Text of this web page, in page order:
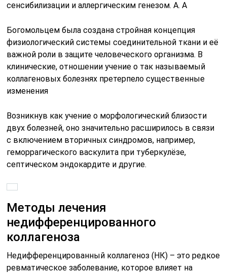
сенсибилизации и аллергическим генезом. А. А
Богомольцем была создана стройная концепция
физиологический системы соединительной ткани и её
важной роли в защите человеческого организма. В
клинические, отношении учение о так называемый
коллагеновых болезнях претерпело существенные
изменения
Возникнув как учение о морфологический близости
двух болезней, оно значительно расширилось в связи
с включением вторичных синдромов, например,
геморрагического васкулита при туберкулёзе,
септическом эндокардите и другие.
Методы лечения
недифференцированного
коллагеноза
Недифференцированный коллагеноз (НК) – это редкое
ревматическое заболевание, которое влияет на